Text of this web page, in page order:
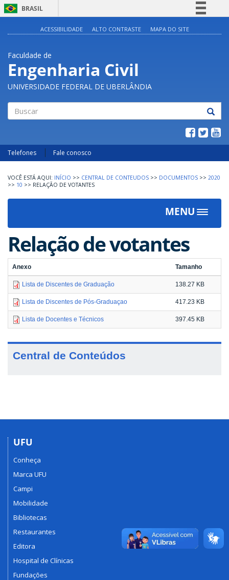
BRASIL
Legislação
Canais
ACESSIBILIDADE ALTO CONTRASTE MAPA DO SITE
Faculdade de
Engenharia Civil
UNIVERSIDADE FEDERAL DE UBERLÂNDIA
Telefones Fale conosco
INÍCIO >> CENTRAL DE CONTEUDOS >> DOCUMENTOS >> 2020
>> 10 >> RELAÇÃO DE VOTANTES
MENU
Toggle
Relação de votantes
Anexo Tamanho
Lista de Discentes de Graduação 138.27 KB
Lista de Discentes de Pós-Graduaçao 417.23 KB
Lista de Docentes e Técnicos 397.45 KB
Central de Conteúdos
UFU
Conheça
Marca UFU
Campi
Mobilidade
Bibliotecas
Restaurantes
Editora
Hospital de Clínicas
Fundações